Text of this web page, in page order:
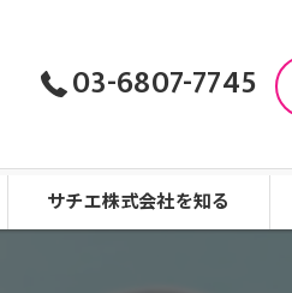
03-6807-7745
サチエ株式会社を知る